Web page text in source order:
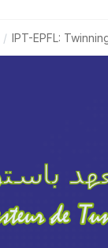
IPT-EPFL: